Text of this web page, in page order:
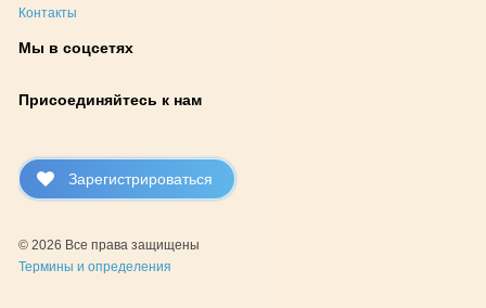
Контакты
Мы в соцсетях
Присоединяйтесь к нам
Зарегистрироваться
© 2026 Все права защищены
Термины и определения